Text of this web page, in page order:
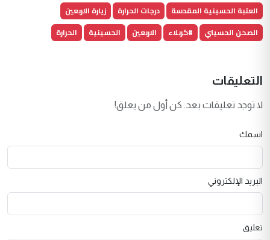
العتبة الحسينية المقدسة درجات الحرارة
زيارة الاربعين
الصحن الحسيني
#كربلاء الاربعين الحسينية الحرارة
التعليقات
لا توجد تعليقات بعد. كن أول من يعلق!
اسمك
البريد الإلكتروني
تعليق